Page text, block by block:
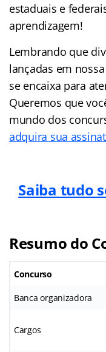
estaduais e
aprendizagem!
Lembrando que
lançadas em
se encaixa para
Queremos que
mundo dos
adquira sua
Saiba tudo
Resumo do
Concurso
Banca organizadora
Cargos